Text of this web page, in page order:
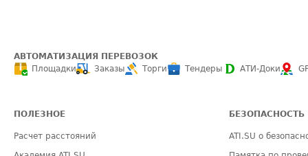
АВТОМАТИЗАЦИЯ ПЕРЕВОЗОК
Площадки
Заказы Торги Тендеры АТИ-Доки
ПОЛЕЗНОЕ
Расчет расстояний
БЕЗОПАСНОСТЬ
ATI.SU о